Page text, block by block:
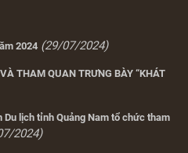
2024 (29/07/2024)
THAM QUAN TRƯNG BÀY “KHÁT
lịch tỉnh Quảng Nam tổ chức tham
2024)